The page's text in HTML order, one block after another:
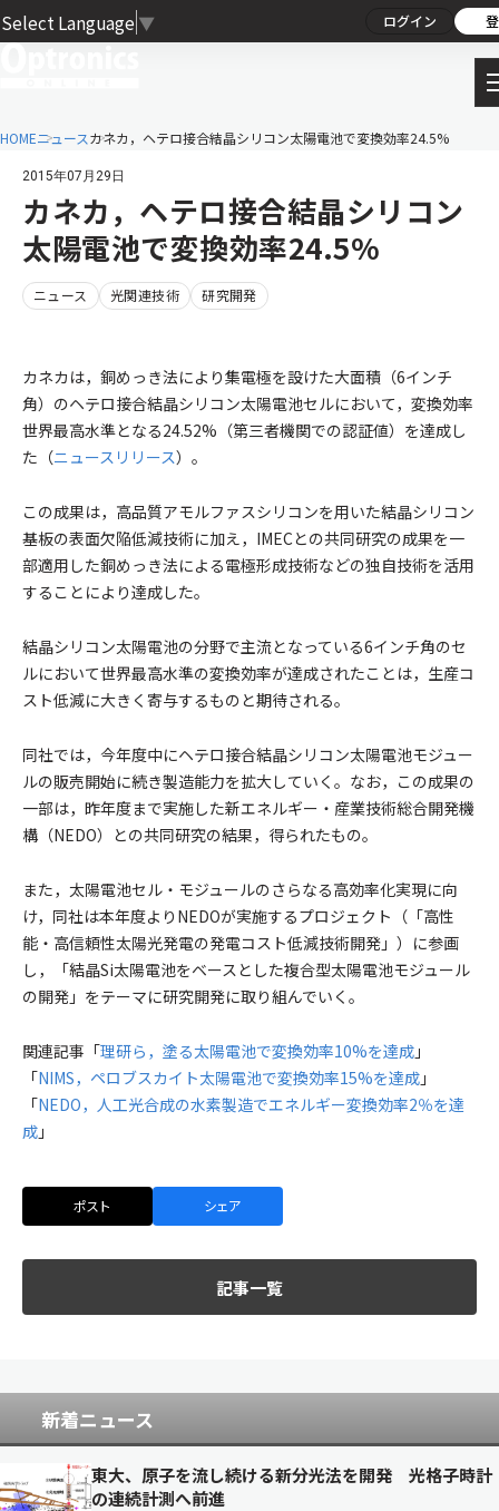
Select Language ▼ ログイン
HOMEニュースカネカ，ヘテロ接合結晶シリコン太陽電池で変換効率24.5%
2015年07月29日
カネカ，ヘテロ接合結晶シリコン
太陽電池で変換効率24.5%
ニュース 光関連技術 研究開発
カネカは，銅めっき法により集電極を設けた大面積（6インチ
角）のヘテロ接合結晶シリコン太陽電池セルにおいて，変換効率
世界最高水準となる24.52%（第三者機関での認証値）を達成し
た（ニュースリリース）。
この成果は，高品質アモルファスシリコンを用いた結晶シリコン
基板の表面欠陥低減技術に加え，IMECとの共同研究の成果を一
部適用した銅めっき法による電極形成技術などの独自技術を活用
することにより達成した。
結晶シリコン太陽電池の分野で主流となっている6インチ角のセ
ルにおいて世界最高水準の変換効率が達成されたことは，生産コ
スト低減に大きく寄与するものと期待される。
同社では，今年度中にヘテロ接合結晶シリコン太陽電池モジュー
ルの販売開始に続き製造能力を拡大していく。なお，この成果の
一部は，昨年度まで実施した新エネルギー・産業技術総合開発機
構（NEDO）との共同研究の結果，得られたもの。
また，太陽電池セル・モジュールのさらなる高効率化実現に向
け，同社は本年度よりNEDOが実施するプロジェクト（「高性
能・高信頼性太陽光発電の発電コスト低減技術開発」）に参画
し，「結晶Si太陽電池をベースとした複合型太陽電池モジュール
の開発」をテーマに研究開発に取り組んでいく。
関連記事「理研ら，塗る太陽電池で変換効率10%を達成 」
「NIMS，ペロブスカイト太陽電池で変換効率15%を達成 」
「NEDO，人工光合成の水素製造でエネルギー変換効率2％を達
成 」
ポスト シェア
記事一覧
新着ニュース
東大、原子を流し続ける新分光法を開発 光格子時計
の連続計測へ前進